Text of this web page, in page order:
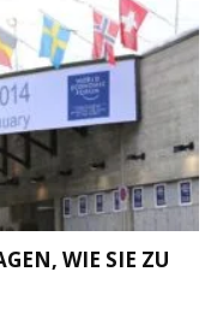
WIE SIE ZU